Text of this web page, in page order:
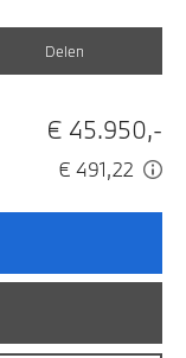
Delen
€ 45.950,-
€ 491,22